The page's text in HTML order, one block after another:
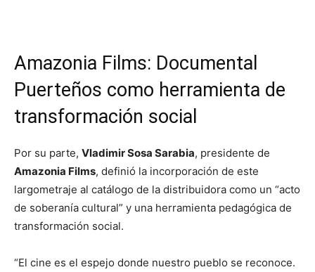
Amazonia Films: Documental
Puerteños como herramienta de
transformación social
Por su parte, Vladimir Sosa Sarabia, presidente de
Amazonia Films, definió la incorporación de este
largometraje al catálogo de la distribuidora como un “acto
de soberanía cultural” y una herramienta pedagógica de
transformación social.
“El cine es el espejo donde nuestro pueblo se reconoce.